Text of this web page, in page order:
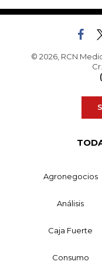
© 2026, RCN
Agronegocios
Análisis
Caja Fuerte
Consumo